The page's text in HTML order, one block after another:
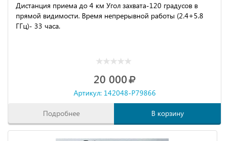
Дистанция приема до 4 км Угол захвата-120 градусов в
прямой видимости. Время непрерывной работы (2.4+5.8
ГГц)- 33 часа.
20 000
Артикул: 142048-P79866
Подробнее В корзину